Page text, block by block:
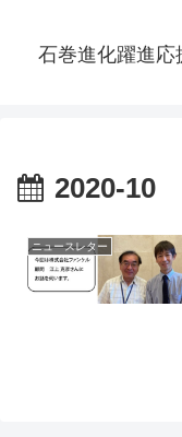
石巻進化躍進応
2020-10
ニュースレター